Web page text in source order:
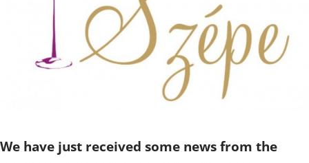
We have just received some news from the